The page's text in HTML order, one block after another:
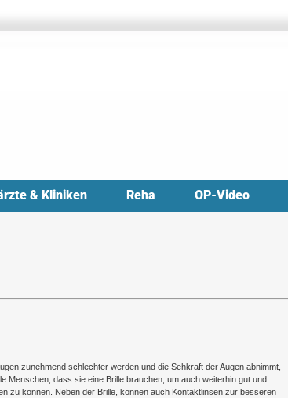
& Kliniken Reha OP-Video
zunehmend schlechter werden und die Sehkraft der Augen abnimmt,
Menschen, dass sie eine Brille brauchen, um auch weiterhin gut und
zu können. Neben der Brille, können auch Kontaktlinsen zur besseren